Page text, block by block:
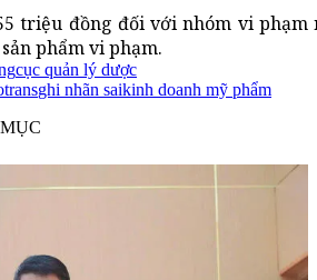
triệu đồng đối với nhóm vi phạm
phẩm vi phạm.
cục quản lý dược
ghi nhãn saikinh doanh mỹ phẩm